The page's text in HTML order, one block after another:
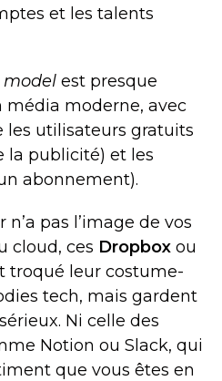
et les talents
model est presque
média moderne, avec
les utilisateurs gratuits
la publicité) et les
abonnement).
pas l’image de vos
cloud, ces Dropbox ou
troqué leur costume-
tech, mais gardent
Ni celle des
Notion ou Slack, qui
que vous êtes en